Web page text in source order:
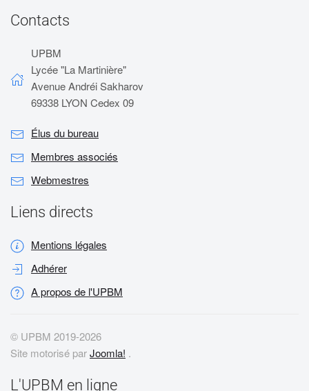
Contacts
UPBM
Lycée "La Martinière"
Avenue Andréi Sakharov
69338 LYON Cedex 09
Élus du bureau
Membres associés
Webmestres
Liens directs
Mentions légales
Adhérer
A propos de l'UPBM
© UPBM 2019-2026
Site motorisé parJoomla! .
L'UPBM en ligne